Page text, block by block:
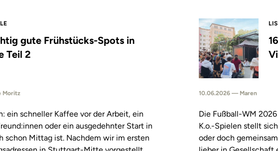
gute Frühstücks-Spots in
Teil 2
Moritz
ein schneller Kaffee vor der Arbeit, ein
oder ein ausgedehnter Start in
schon Mittag ist. Nachdem wir im ersten
10.06.2026 — Maren
Die Fußball-WM
K.o.-Spielen stellt
oder doch